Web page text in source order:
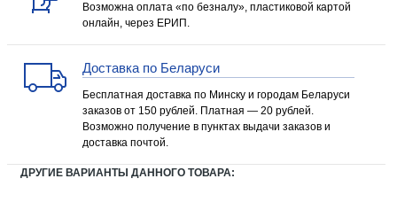
Возможна оплата «по безналу», пластиковой картой
онлайн, через ЕРИП.
Доставка по Беларуси
Бесплатная доставка по Минску и городам Беларуси
заказов от 150 рублей. Платная — 20 рублей.
Возможно получение в пунктах выдачи заказов и
доставка почтой.
ДРУГИЕ ВАРИАНТЫ ДАННОГО ТОВАРА: